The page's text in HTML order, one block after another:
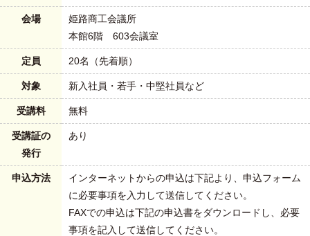
会場
姫路商工会議所
本館6階 603会議室
定員 20名（先着順）
対象 新入社員・若手・中堅社員など
受講料 無料
受講証の
発行
あり
申込方法
インターネットからの申込は下記より、申込フォーム
に必要事項を入力して送信してください。
FAXでの申込は下記の申込書をダウンロードし、必要
事項を記入して送信してください。